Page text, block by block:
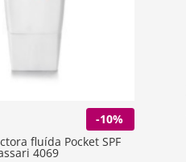
-10%
fluída Pocket SPF
4069